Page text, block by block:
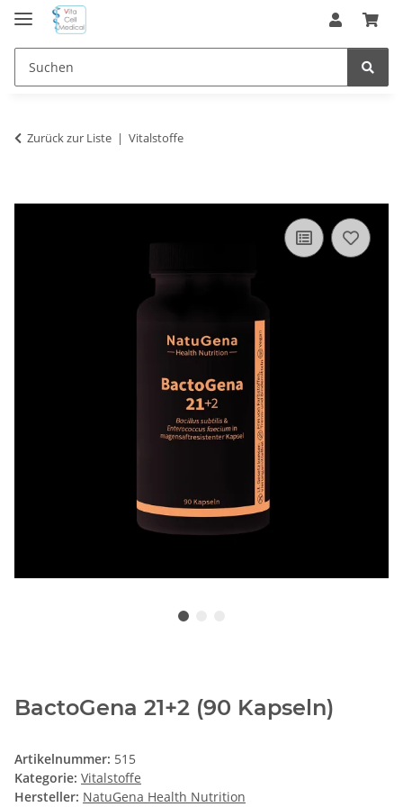
Zurück zur Liste Vitalstoffe
BactoGena 21+2 (90 Kapseln)
Artikelnummer: 515
Kategorie: Vitalstoffe
Hersteller: NatuGena Health Nutrition